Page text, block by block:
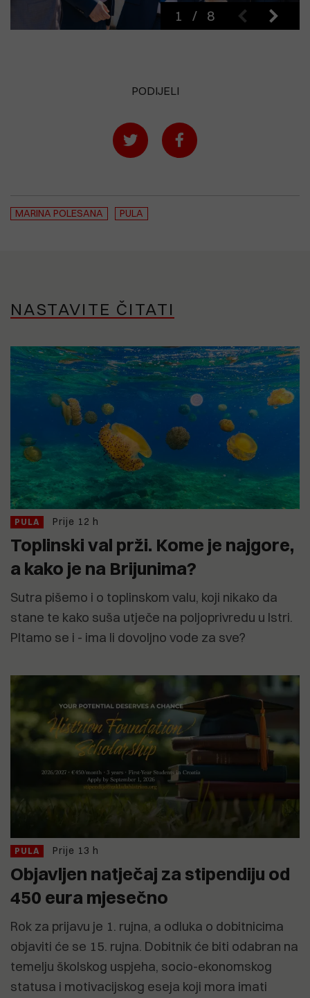
1 / 8
PODIJELI
MARINA POLESANA PULA
NASTAVITE ČITATI
PULA Prije 12 h
Toplinski val prži. Kome je najgore,
a kako je na Brijunima?
Sutra pišemo i o toplinskom valu, koji nikako da
stane te kako suša utječe na poljoprivredu u Istri.
PItamo se i - ima li dovoljno vode za sve?
PULA Prije 13 h
Objavljen natječaj za stipendiju od
450 eura mjesečno
Rok za prijavu je 1. rujna, a odluka o dobitnicima
objaviti će se 15. rujna. Dobitnik će biti odabran na
temelju školskog uspjeha, socio-ekonomskog
statusa i motivacijskog eseja koji mora imati